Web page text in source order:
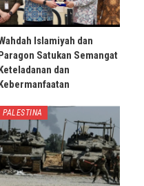
Islamiyah dan
Paragon Satukan Semangat
Keteladanan dan
Kebermanfaatan
PALESTINA